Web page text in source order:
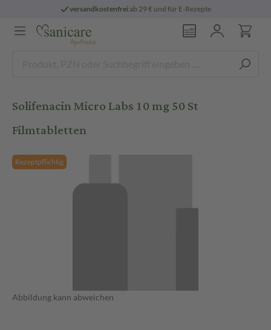
versandkostenfreiab 29 € und für E-Rezepte
Solifenacin Micro Labs 10 mg 50 St
Filmtabletten
Rezeptpflichtig
Abbildung kann abweichen